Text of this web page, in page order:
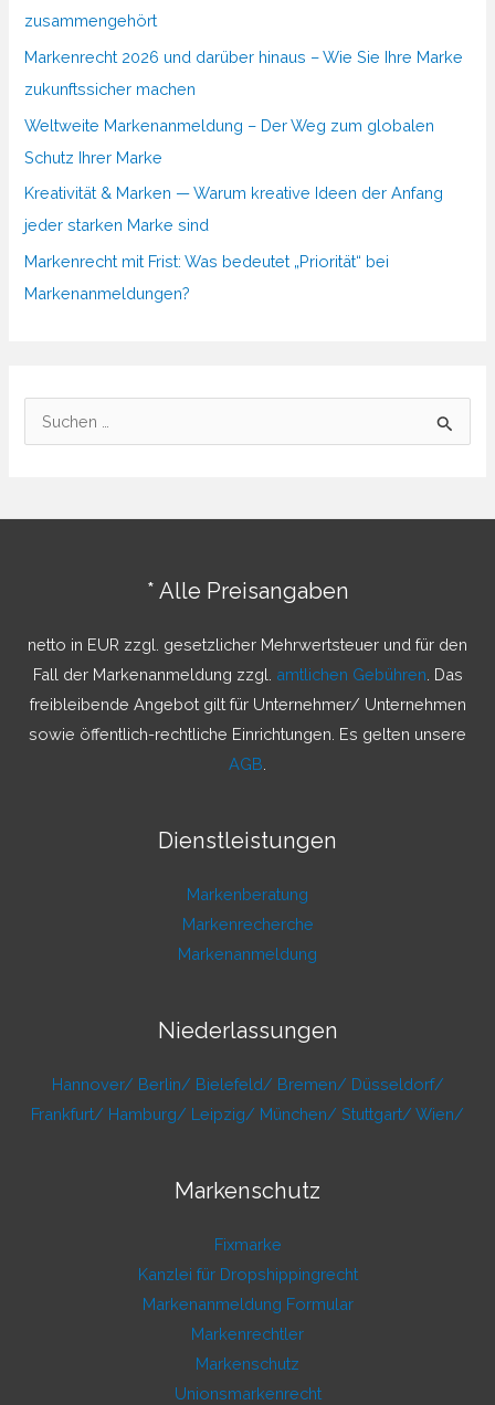
zusammengehört
Markenrecht 2026 und darüber hinaus – Wie Sie Ihre Marke
zukunftssicher machen
Weltweite Markenanmeldung – Der Weg zum globalen
Schutz Ihrer Marke
Kreativität & Marken — Warum kreative Ideen der Anfang
jeder starken Marke sind
Markenrecht mit Frist: Was bedeutet „Priorität“ bei
Markenanmeldungen?
u
h
* Alle Preisangaben
netto in EUR zzgl. gesetzlicher Mehrwertsteuer und für den
Fall der Markenanmeldung zzgl. amtlichen Gebühren . Das
freibleibende Angebot gilt für Unternehmer/ Unternehmen
sowie öffentlich-rechtliche Einrichtungen. Es gelten unsere
AGB
Dienstleistungen
Markenberatung
Markenrecherche
Markenanmeldung
Niederlassungen
Hannover/ Berlin/ Bielefeld/ Bremen/ Düsseldorf/
Frankfurt/ Hamburg/ Leipzig/ München/ Stuttgart/ Wien/
Markenschutz
Fixmarke
Kanzlei für Dropshippingrecht
Markenanmeldung Formular
Markenrechtler
Markenschutz
Unionsmarkenrecht